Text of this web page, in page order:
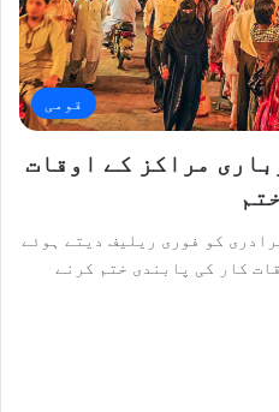
قومی
مراکز کے اوقات
کو فوری ریلیف دیتے ہوئے
کار کی پابندی ختم کرنے